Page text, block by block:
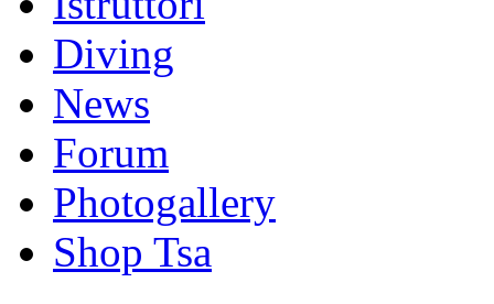
Diving
News
Forum
Photogallery
Shop Tsa